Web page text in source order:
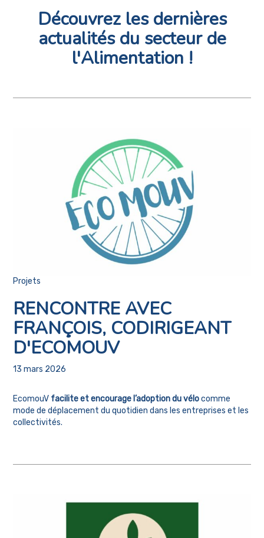
Découvrez les dernières
actualités du secteur de
l'Alimentation !
Projets
RENCONTRE AVEC
FRANÇOIS, CODIRIGEANT
D'ECOMOUV
13 mars 2026
EcomouV facilite et encourage l’adoption du vélocomme
mode de déplacement du quotidien dans les entreprises et les
collectivités.